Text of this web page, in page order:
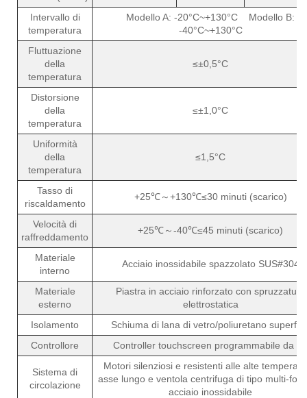
Intervallo di
temperatura
Modello A: -20°C~+130°C Modello B:
-40°C~+130°C
Fluttuazione
della
temperatura
≤±0,5°C
Distorsione
della
temperatura
≤±1,0°C
Uniformità
della
temperatura
≤1,5°C
Tasso di
riscaldamento
+25℃～+130℃≤30 minuti (scarico)
Velocità di
raffreddamento
+25℃～-40℃≤45 minuti (scarico)
Materiale
interno
Acciaio inossidabile spazzolato SUS#304
Materiale
esterno
Piastra in acciaio rinforzato con spruzzatura
elettrostatica
Isolamento
Schiuma di lana di vetro/poliuretano
Controllore
Controller touchscreen programmabile da
Sistema di
circolazione
Motori silenziosi e resistenti alle alte
asse lungo e ventola centrifuga di tipo multi-
acciaio inossidabile